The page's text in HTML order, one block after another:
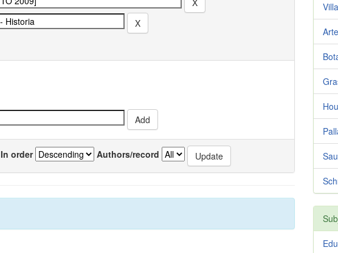
In order Authors/record